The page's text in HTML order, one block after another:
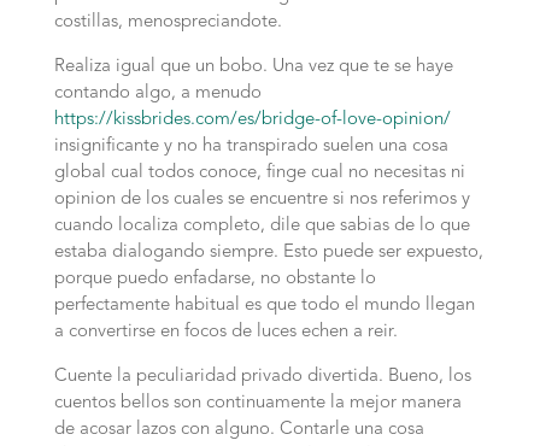
costillas, menospreciandote.
Realiza igual que un bobo. Una vez que te se haye
contando algo, a menudo
https://kissbrides.com/es/bridge-of-love-opinion/
insignificante y no ha transpirado suelen una cosa
global cual todos conoce, finge cual no necesitas ni
opinion de los cuales se encuentre si nos referimos y
cuando localiza completo, dile que sabias de lo que
estaba dialogando siempre. Esto puede ser expuesto,
porque puedo enfadarse, no obstante lo
perfectamente habitual es que todo el mundo llegan
a convertirse en focos de luces echen a reir.
Cuente la peculiaridad privado divertida. Bueno, los
cuentos bellos son continuamente la mejor manera
de acosar lazos con alguno. Contarle una cosa